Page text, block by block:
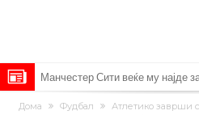
Манчестер Сити веќе му најде
ривал!
Само два играчи во историјата
Дома Фудбал
Атлетико заврши